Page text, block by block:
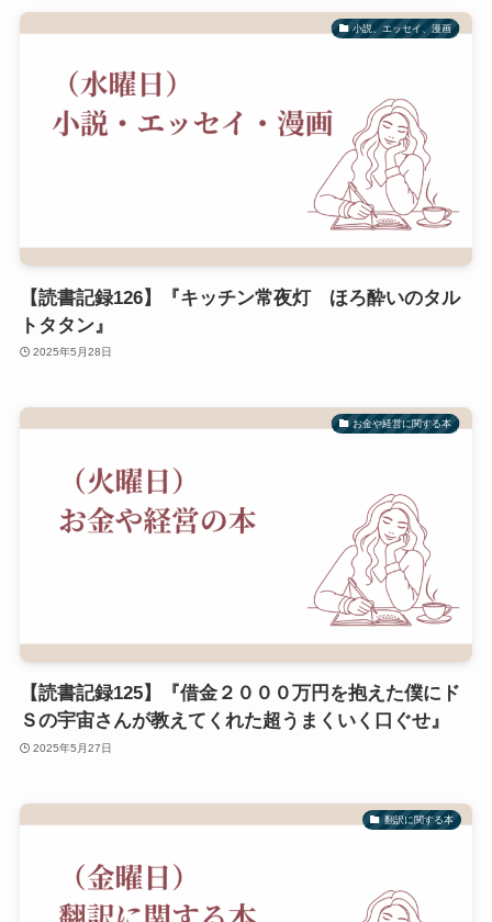
小説、エッセイ、漫画
【読書記録126】『キッチン常夜灯 ほろ酔いのタル
トタタン』
2025年5月28日
お金や経営に関する本
【読書記録125】『借金２０００万円を抱えた僕にド
Ｓの宇宙さんが教えてくれた超うまくいく口ぐせ』
2025年5月27日
翻訳に関する本